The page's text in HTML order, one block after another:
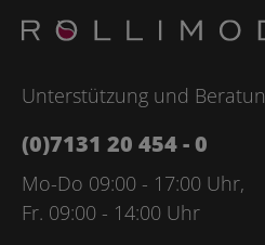
Bitte geben Sie die abgebildeten
Unterstützung und
(0)7131 20 454 - 0
Mo-Do 09:00 - 17:00 Uhr,
Fr. 09:00 - 14:00 Uhr